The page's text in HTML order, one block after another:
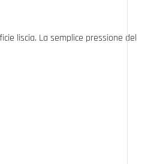
liscia. La semplice pressione del